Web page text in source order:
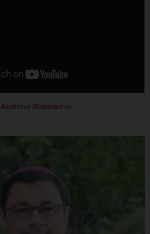
Archivio Notiziari >>